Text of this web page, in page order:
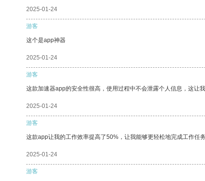
2025-01-24
游客
这个是app神器
2025-01-24
游客
这款加速器app的安全性很高，使用过程中不会泄露个人信息，这让
2025-01-24
游客
这款app让我的工作效率提高了50%，让我能够更轻松地完成工作任
2025-01-24
游客